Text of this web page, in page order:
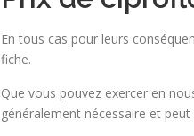
En tous cas pour leurs
fiche.
Que vous pouvez exercer en
généralement nécessaire et